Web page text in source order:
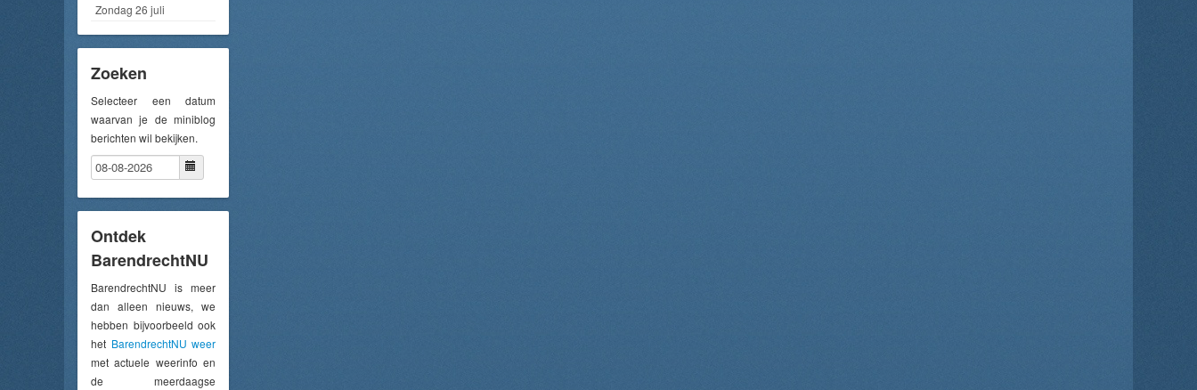
Zondag 26 juli
Zoeken
Selecteer een datum
waarvan je de miniblog
berichten wil bekijken.
Ontdek
BarendrechtNU
BarendrechtNU is meer
dan alleen nieuws, we
hebben bijvoorbeeld ook
het BarendrechtNU weer
met actuele weerinfo en
de meerdaagse